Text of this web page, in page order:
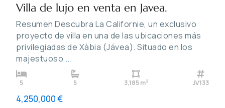
Villa de lujo en venta en Javea.
Resumen Descubra La Californie, un exclusivo
proyecto de villa en una de las ubicaciones más
privilegiadas de Xàbia (Jávea). Situado en los
majestuoso ...
5 5 3,185 m2 JV133
4,250,000 €